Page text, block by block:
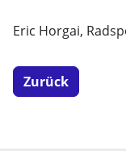
Eric Horgai,
Zurück